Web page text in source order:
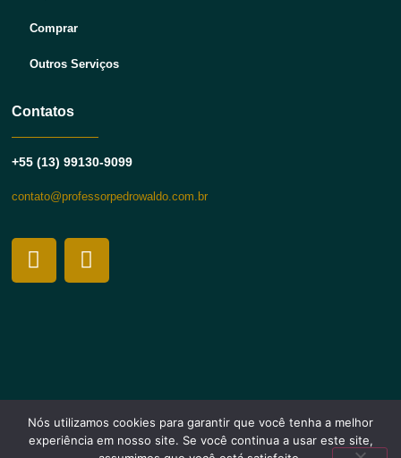
Comprar
Outros Serviços
Contatos
+55 (13) 99130-9099
contato@professorpedrowaldo.com.br
© 2025 Professor Pedro Waldo. Todos os direitos reservados.
Nós utilizamos cookies para garantir que você tenha a melhor
experiência em nosso site. Se você continua a usar este site,